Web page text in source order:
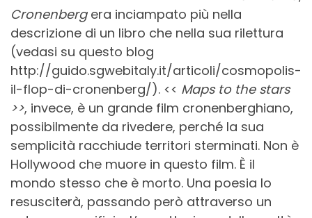
Cronenbergera inciampato più nella
descrizione di un libro che nella sua rilettura
(vedasi su questo blog
http://guido.sgwebitaly.it/articoli/cosmopolis-
il-flop-di-cronenberg/). << Maps to the stars
>>, invece, è un grande film cronenberghiano,
possibilmente da rivedere, perché la sua
semplicità racchiude territori sterminati. Non è
Hollywood che muore in questo film. È il
mondo stesso che è morto. Una poesia lo
resusciterà, passando però attraverso un